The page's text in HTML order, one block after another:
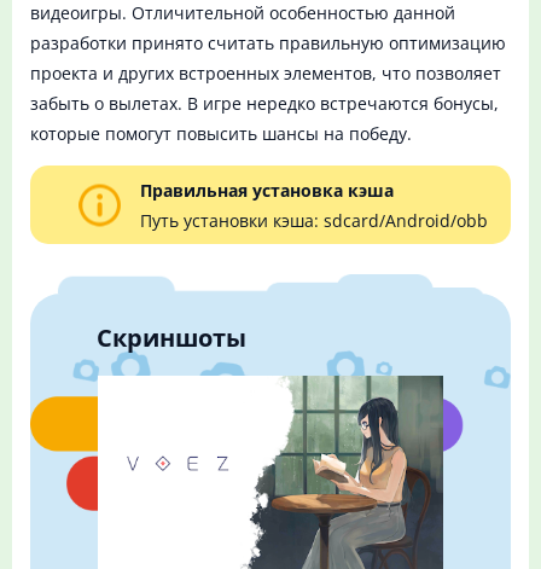
видеоигры. Отличительной особенностью данной
разработки принято считать правильную оптимизацию
проекта и других встроенных элементов, что позволяет
забыть о вылетах. В игре нередко встречаются бонусы,
которые помогут повысить шансы на победу.
Правильная установка кэша
Путь установки кэша: sdcard/Android/obb
Скриншоты